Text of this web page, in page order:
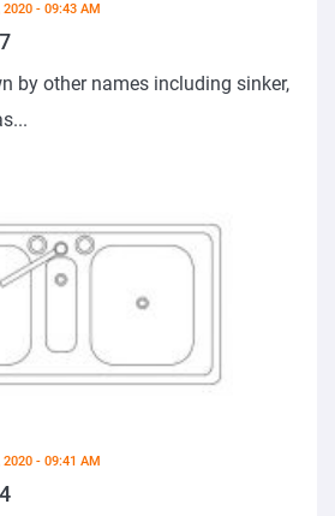
2020 - 09:43 AM
by other names including sinker,
2020 - 09:41 AM